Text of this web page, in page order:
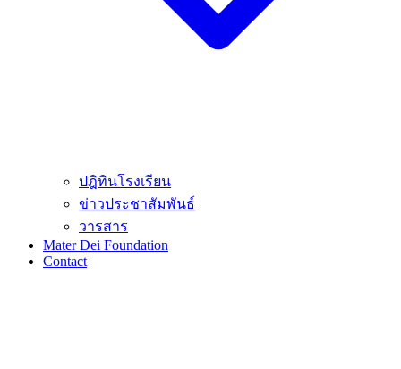
ปฎิทินโรงเรียน
ข่าวประชาสัมพันธ์
วารสาร
Mater Dei Foundation
Contact